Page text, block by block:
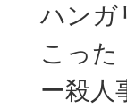
ハンガ
こった
ー殺人